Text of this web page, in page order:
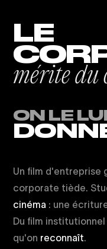
LE
mérite du
ON LE
Un film d'entreprise
corporate tiède.
cinéma : une
Du film
qu'on reconnaît.